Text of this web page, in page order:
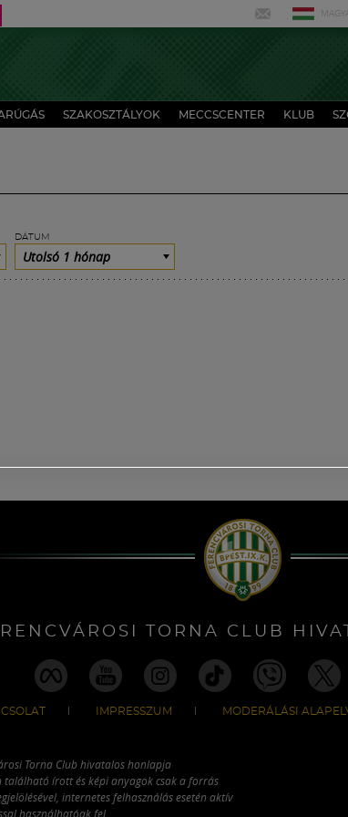
SZAKOSZTÁLYOK MECCSCENTER KLUB
DÁTUM
Utolsó 1 hónap
TORNA CLUB
IMPRESSZUM MODERÁLÁSI
Torna Club hivatalos honlapja
található írott és képi anyagok csak a forrás
internetes felhasználás esetén aktív
használhatóak fel.